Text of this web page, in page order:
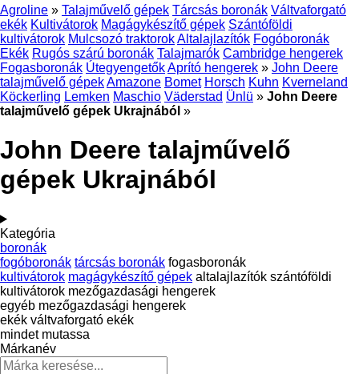
Agroline » Talajművelő gépek Tárcsás boronák Váltvaforgató
ekék Kultivátorok Magágykészítő gépek Szántóföldi
kultivátorok Mulcsozó traktorokAltalajlazítók Fogóboronák
Ekék Rugós szárú boronák Talajmarók Cambridge hengerek
Fogasboronák ÚtegyengetőkAprító hengerek » John Deere
talajművelő gépekAmazone Bomet Horsch Kuhn Kverneland
Köckerling Lemken Maschio Väderstad Ünlü » John Deere
talajművelő gépek Ukrajnából »
John Deere talajművelő
gépek Ukrajnából
Kategória
boronák
fogóboronák tárcsás boronák fogasboronák
kultivátorok magágykészítő gépek altalajlazítók szántóföldi
kultivátorok mezőgazdasági hengerek
egyéb mezőgazdasági hengerek
ekék váltvaforgató ekék
mindet mutassa
Márkanév